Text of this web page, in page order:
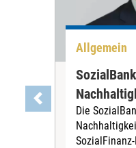
Allgemein
Die